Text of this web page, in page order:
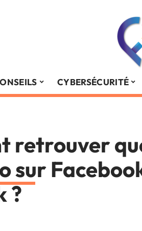
CYBERSÉCURITÉ
retrouver
sur
?